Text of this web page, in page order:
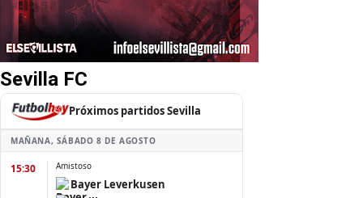
Sevilla FC